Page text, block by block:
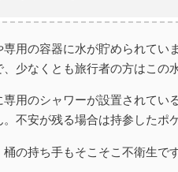
用の容器に水が貯められてい
、少なくとも旅行者の方はこの
専用のシャワーが設置されて
不安が残る場合は持参したポ
の持ち手もそこそこ不衛生で